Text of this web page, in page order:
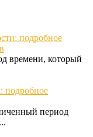
подробное
времени, который
подробное
период